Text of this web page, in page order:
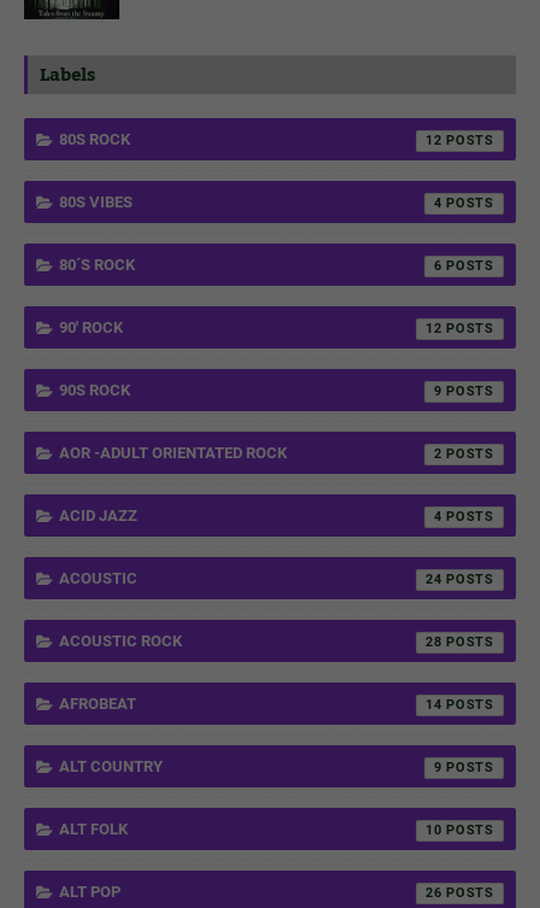
Labels
80S ROCK 12
80S VIBES 4
80´S ROCK 6
90' ROCK 12
90S ROCK 9
AOR -ADULT ORIENTATED ROCK 2
ACID JAZZ 4
ACOUSTIC 24
ACOUSTIC ROCK 28
AFROBEAT 14
ALT COUNTRY 9
ALT FOLK 10
ALT POP 26